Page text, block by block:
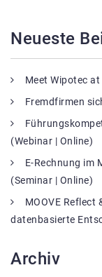
Neueste
Meet Wipotec
Fremdfirmen
(Webinar | Online)
E-Rechnung im
(Seminar | Online)
MOOVE Reflect
datenbasierte
Archiv